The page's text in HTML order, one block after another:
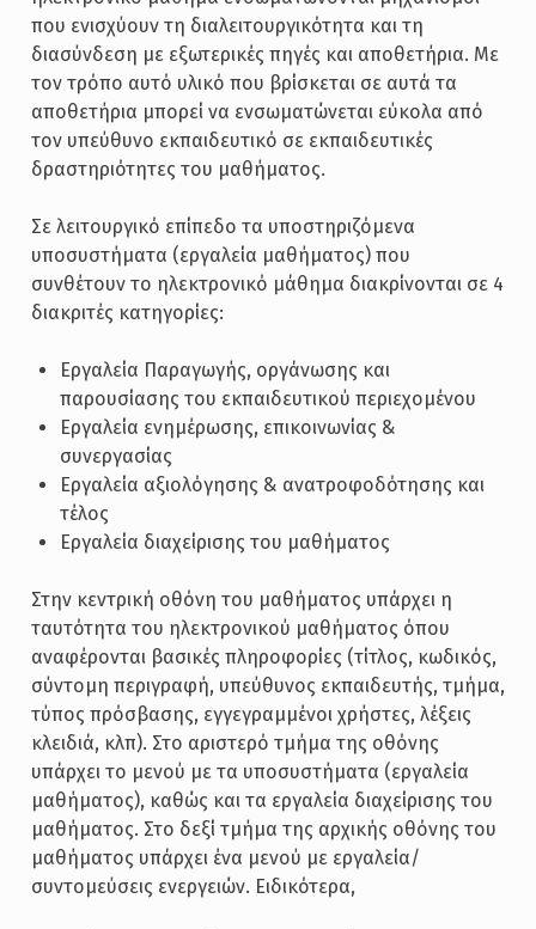
που ενισχύουν τη διαλειτουργικότητα και τη
διασύνδεση με εξωτερικές πηγές και αποθετήρια. Με
τον τρόπο αυτό υλικό που βρίσκεται σε αυτά τα
αποθετήρια μπορεί να ενσωματώνεται εύκολα από
τον υπεύθυνο εκπαιδευτικό σε εκπαιδευτικές
δραστηριότητες του μαθήματος.
Σε λειτουργικό επίπεδο τα υποστηριζόμενα
υποσυστήματα (εργαλεία μαθήματος) που
συνθέτουν το ηλεκτρονικό μάθημα διακρίνονται σε 4
διακριτές κατηγορίες:
Εργαλεία Παραγωγής, οργάνωσης και
παρουσίασης του εκπαιδευτικού περιεχομένου
Εργαλεία ενημέρωσης, επικοινωνίας &
συνεργασίας
Εργαλεία αξιολόγησης & ανατροφοδότησης και
τέλος
Εργαλεία διαχείρισης του μαθήματος
Στην κεντρική οθόνη του μαθήματος υπάρχει η
ταυτότητα του ηλεκτρονικού μαθήματος όπου
αναφέρονται βασικές πληροφορίες (τίτλος, κωδικός,
σύντομη περιγραφή, υπεύθυνος εκπαιδευτής, τμήμα,
τύπος πρόσβασης, εγγεγραμμένοι χρήστες, λέξεις
κλειδιά, κλπ). Στο αριστερό τμήμα της οθόνης
υπάρχει το μενού με τα υποσυστήματα (εργαλεία
μαθήματος), καθώς και τα εργαλεία διαχείρισης του
μαθήματος. Στο δεξί τμήμα της αρχικής οθόνης του
μαθήματος υπάρχει ένα μενού με εργαλεία/
συντομεύσεις ενεργειών. Ειδικότερα,